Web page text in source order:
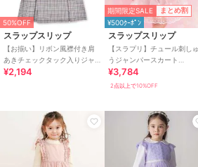
50%OFF
スラップスリップ
【お揃い】リボン風襟付き肩
あきチェックタック入りジャ
ンパースカート(80~140cm)
¥2,194
期間限定SALE まとめ割
¥500ｸｰﾎﾟﾝ
スラップスリップ
【スラプリ】チュール刺しゅ
うジャンパースカート
(90~130cm)
¥3,784
2点以上で10%OFF